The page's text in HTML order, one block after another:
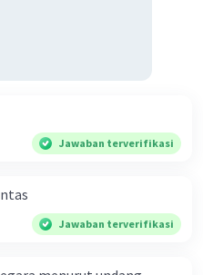
Jawaban terverifikasi
Jawaban terverifikasi